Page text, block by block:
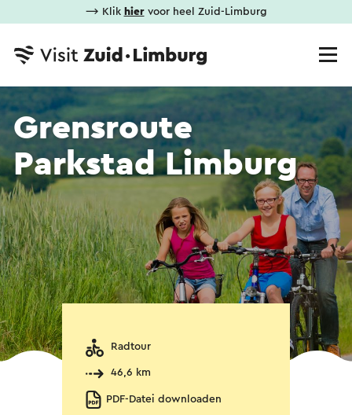
⟶ Klik hiervoor heel Zuid-Limburg
Grensroute
Parkstad Limburg
Radtour
46,6 km
PDF-Datei downloaden